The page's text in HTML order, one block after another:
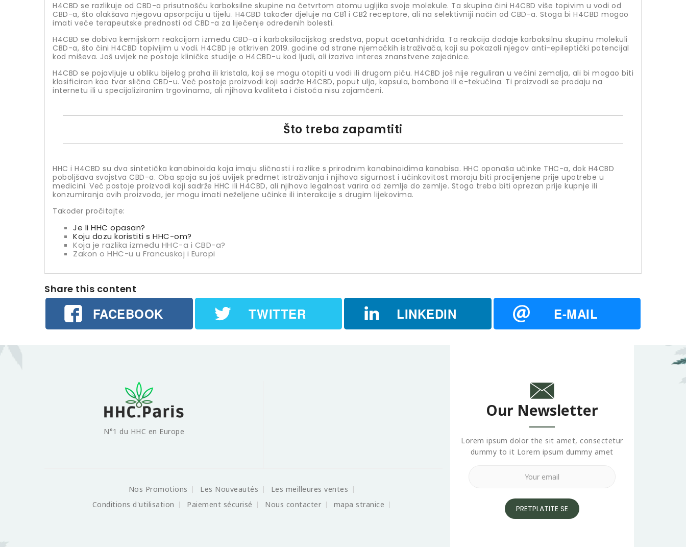
H4CBD se razlikuje od CBD-a prisutnošću karboksilne skupine na četvrtom atomu ugljika svoje molekule. Ta skupina čini H4CBD više topivim u vodi od
CBD-a, što olakšava njegovu apsorpciju u tijelu. H4CBD također djeluje na CB1 i CB2 receptore, ali na selektivniji način od CBD-a. Stoga bi H4CBD mogao
imati veće terapeutske prednosti od CBD-a za liječenje određenih bolesti.
H4CBD se dobiva kemijskom reakcijom između CBD-a i karboksilacijskog sredstva, poput acetanhidrida. Ta reakcija dodaje karboksilnu skupinu molekuli
CBD-a, što čini H4CBD topivijim u vodi. H4CBD je otkriven 2019. godine od strane njemačkih istraživača, koji su pokazali njegov anti-epileptički potencijal
kod miševa. Još uvijek ne postoje kliničke studije o H4CBD-u kod ljudi, ali izaziva interes znanstvene zajednice.
H4CBD se pojavljuje u obliku bijelog praha ili kristala, koji se mogu otopiti u vodi ili drugom piću. H4CBD još nije reguliran u većini zemalja, ali bi mogao biti
klasificiran kao tvar slična CBD-u. Već postoje proizvodi koji sadrže H4CBD, poput ulja, kapsula, bombona ili e-tekućina. Ti proizvodi se prodaju na
internetu ili u specijaliziranim trgovinama, ali njihova kvaliteta i čistoća nisu zajamčeni.
Što treba zapamtiti
HHC i H4CBD su dva sintetička kanabinoida koja imaju sličnosti i razlike s prirodnim kanabinoidima kanabisa. HHC oponaša učinke THC-a, dok H4CBD
poboljšava svojstva CBD-a. Oba spoja su još uvijek predmet istraživanja i njihova sigurnost i učinkovitost moraju biti procijenjene prije upotrebe u
medicini. Već postoje proizvodi koji sadrže HHC ili H4CBD, ali njihova legalnost varira od zemlje do zemlje. Stoga treba biti oprezan prije kupnje ili
konzumiranja ovih proizvoda, jer mogu imati neželjene učinke ili interakcije s drugim lijekovima.
Također pročitajte:
Je li HHC opasan?
Koju dozu koristiti s HHC-om?
Koja je razlika između HHC-a i CBD-a?
Zakon o HHC-u u Francuskoj i Europi
Share this content
FACEBOOK TWITTER LINKEDIN E-MAIL
N°1 du HHC en Europe
Nos Promotions Les Nouveautés
Les meilleures ventes
Conditions d'utilisation
Paiement sécurisé Nous contacter mapa stranice
Our Newsletter
Lorem ipsum dolor the sit amet, consectetur
dummy to it Lorem ipsum dummy amet